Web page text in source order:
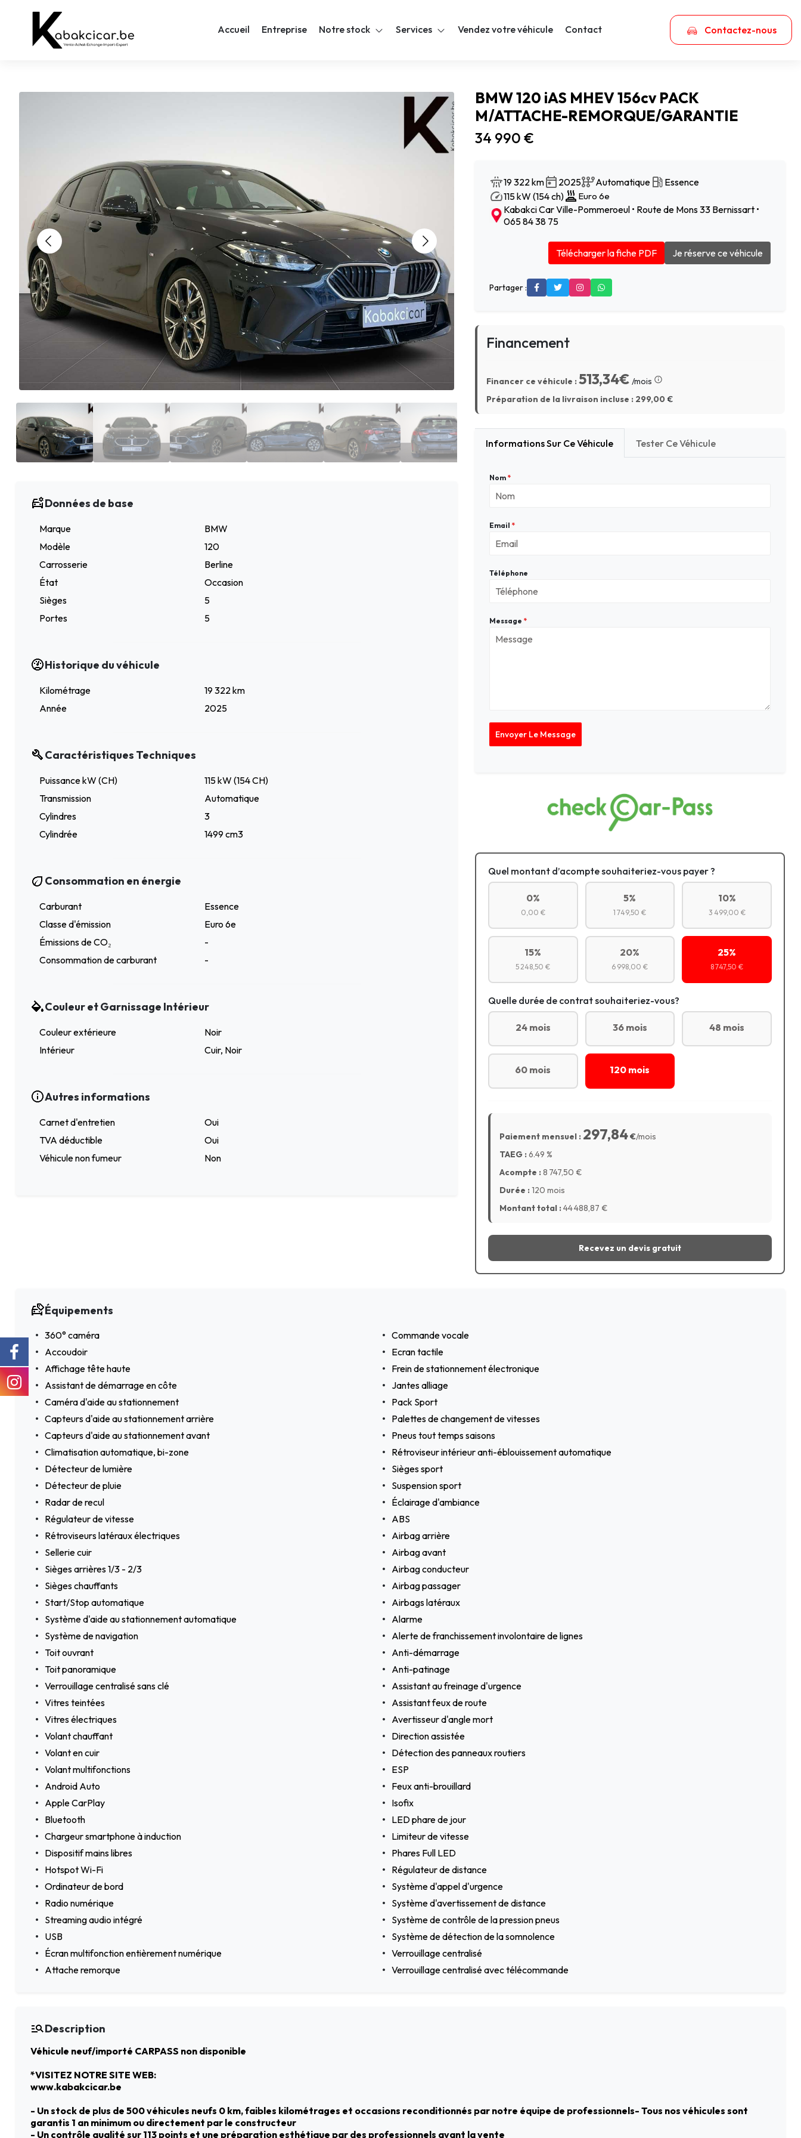
Accueil Entreprise Notre stock Services Vendez votre véhicule Contact Contactez-nous
Données de base
Marque
BMW
Modèle
120
Carrosserie
Berline
État
Occasion
Sièges
5
Portes
5
Historique du véhicule
Kilométrage
19 322 km
Année
2025
Caractéristiques Techniques
Puissance kW (CH)
115 kW (154 CH)
Transmission
Automatique
Cylindres
3
Cylindrée
1499 cm3
Consommation en énergie
Carburant
Essence
Classe d'émission
Euro 6e
Émissions de CO₂
-
Consommation de carburant
-
Couleur et Garnissage Intérieur
Couleur extérieure
Noir
Intérieur
Cuir, Noir
Autres informations
Carnet d'entretien
Oui
TVA déductible
Oui
Véhicule non fumeur
Non
BMW 120 iAS MHEV 156cv PACK
M/ATTACHE-REMORQUE/GARANTIE
34 990 €
19 322 km 2025 Automatique
Essence
115 kW (154 ch)
Euro 6e
Kabakci Car Ville-Pommeroeul • Route de Mons 33 Bernissart •
065 84 38 75
Télécharger la fiche PDF Je réserve ce véhicule
Partager :
Financement
Financer ce véhicule :513,34€ /mois
Préparation de la livraison incluse : 299,00 €
Informations Sur Ce Véhicule Tester Ce Véhicule
Nom *
Email *
Téléphone
Message *
Envoyer Le Message
Quel montant d’acompte souhaiteriez-vous payer ?
0%
0,00 €
5%
1 749,50 €
10%
3 499,00 €
15%
5 248,50 €
20%
6 998,00 €
25%
8 747,50 €
Quelle durée de contrat souhaiteriez-vous?
24 mois 36 mois 48 mois
60 mois 120 mois
Paiement mensuel : 297,84€/mois
TAEG :6.49 %
Acompte :8 747,50 €
Durée :120 mois
Montant total :44 488,87 €
Recevez un devis gratuit
Équipements
360° caméra
Commande vocale
Accoudoir
Ecran tactile
Affichage tête haute
Frein de stationnement électronique
Assistant de démarrage en côte
Jantes alliage
Caméra d'aide au stationnement
Pack Sport
Capteurs d'aide au stationnement arrière
Palettes de changement de vitesses
Capteurs d'aide au stationnement avant
Pneus tout temps saisons
Climatisation automatique, bi-zone
Rétroviseur intérieur anti-éblouissement automatique
Détecteur de lumière
Sièges sport
Détecteur de pluie
Suspension sport
Radar de recul
Éclairage d'ambiance
Régulateur de vitesse
ABS
Rétroviseurs latéraux électriques
Airbag arrière
Sellerie cuir
Airbag avant
Sièges arrières 1/3 - 2/3
Airbag conducteur
Sièges chauffants
Airbag passager
Start/Stop automatique
Airbags latéraux
Système d'aide au stationnement automatique
Alarme
Système de navigation
Alerte de franchissement involontaire de lignes
Toit ouvrant
Anti-démarrage
Toit panoramique
Anti-patinage
Verrouillage centralisé sans clé
Assistant au freinage d'urgence
Vitres teintées
Assistant feux de route
Vitres électriques
Avertisseur d'angle mort
Volant chauffant
Direction assistée
Volant en cuir
Détection des panneaux routiers
Volant multifonctions
ESP
Android Auto
Feux anti-brouillard
Apple CarPlay
Isofix
Bluetooth
LED phare de jour
Chargeur smartphone à induction
Limiteur de vitesse
Dispositif mains libres
Phares Full LED
Hotspot Wi-Fi
Régulateur de distance
Ordinateur de bord
Système d'appel d'urgence
Radio numérique
Système d'avertissement de distance
Streaming audio intégré
Système de contrôle de la pression pneus
USB
Système de détection de la somnolence
Écran multifonction entièrement numérique
Verrouillage centralisé
Attache remorque
Verrouillage centralisé avec télécommande
Description
Véhicule neuf/importé CARPASS non disponible
*VISITEZ NOTRE SITE WEB:
www.kabakcicar.be
- Un stock de plus de 500 véhicules neufs 0 km, faibles kilométrages et occasions reconditionnés par notre équipe de professionnels- Tous nos véhicules sont
garantis 1 an minimum ou directement par le constructeur
- Un contrôle qualité sur 113 points et une préparation esthétique par des professionnels avant la vente